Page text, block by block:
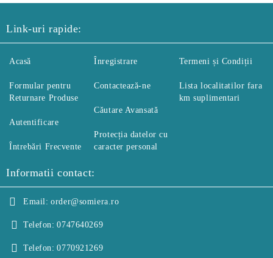
Link-uri rapide:
Acasă
Formular pentru
Returnare Produse
Autentificare
Întrebări Frecvente
Înregistrare
Contactează-ne
Căutare Avansată
Protecția datelor cu
caracter personal
Termeni și Condiții
Lista localitatilor fara
km suplimentari
Informatii contact:
Email: order@somiera.ro
Telefon: 0747640269
Telefon: 0770921269